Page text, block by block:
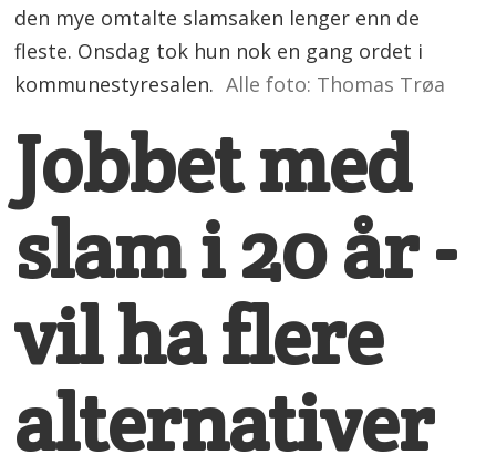
den mye omtalte slamsaken lenger enn de
fleste. Onsdag tok hun nok en gang ordet i
kommunestyresalen. Alle foto: Thomas Trøa
Jobbet med
slam i 20 år -
vil ha flere
alternativer